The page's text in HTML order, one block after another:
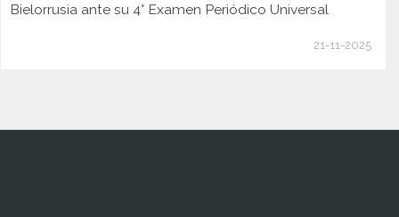
Bielorrusia ante su 4° Examen Periódico Universal
21-11-2025